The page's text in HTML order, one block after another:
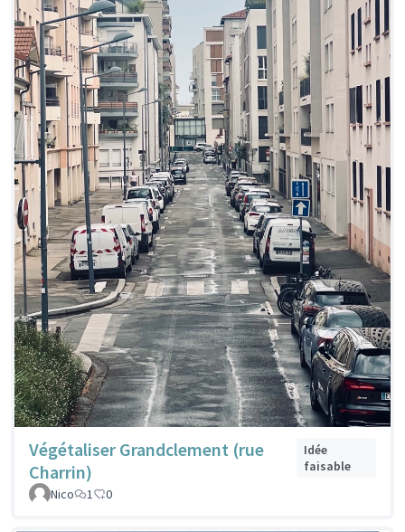
Végétaliser Grandclement (rue
Charrin)
Idée
faisable
Nico
1 0